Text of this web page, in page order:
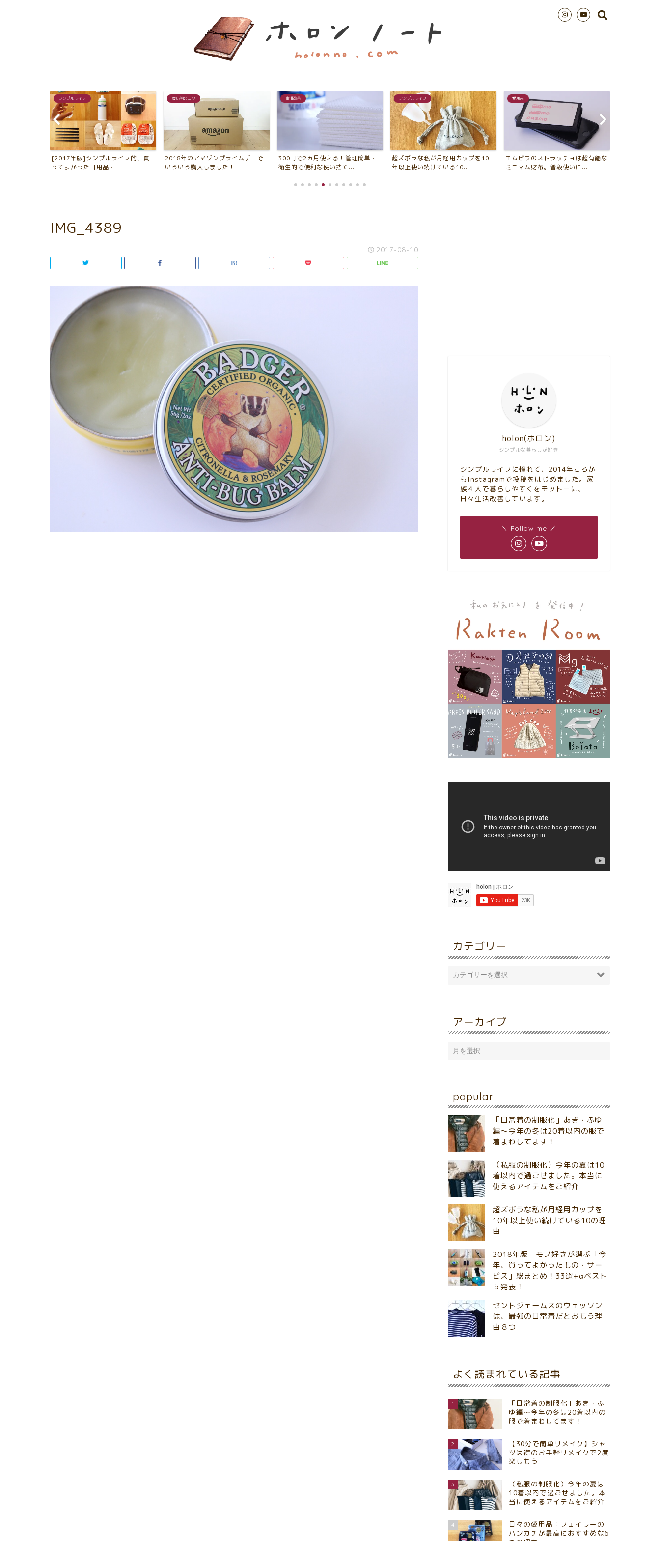
シンプルライフ
[2017年版]シンプルライフ的、買
ってよかった日用品・...
買い物のコツ
2018年のアマゾンプライムデーで
いろいろ購入しました！...
生活改善
300円で2ヵ月使える！管理簡単・
衛生的で便利な使い捨て...
シンプルライフ
超ズボラな私が月経用カップを10
年以上使い続けている10...
愛用品
エムピウのストラッチョは超有能な
ミニマム財布。普段使いに...
IMG_4389
2017-08-10
シンプルな暮らしが好き
holon(ホロン)
シンプルライフに憧れて、2014年ころか
らInstagramで投稿をはじめました。家
族４人で暮らしやすくをモットーに、
日々生活改善しています。
＼ Follow me ／
カテゴリー
アーカイブ
popular
「日常着の制服化」あき・ふゆ
編～今年の冬は20着以内の服で
着まわしてます！
（私服の制服化）今年の夏は10
着以内で過ごせました。本当に
使えるアイテムをご紹介
超ズボラな私が月経用カップを
10年以上使い続けている10の理
由
2018年版 モノ好きが選ぶ「今
年、買ってよかったもの・サー
ビス」総まとめ！33選+αベスト
５発表！
セントジェームスのウェッソン
は、最強の日常着だとおもう理
由８つ
よく読まれている記事
1
「日常着の制服化」あき・ふ
ゆ編～今年の冬は20着以内の
服で着まわしてます！
2
【30分で簡単リメイク】シャ
ツは襟のお手軽リメイクで2度
楽しもう
3
（私服の制服化）今年の夏は
10着以内で過ごせました。本
当に使えるアイテムをご紹介
4
日々の愛用品：フェイラーの
ハンカチが最高におすすめな6